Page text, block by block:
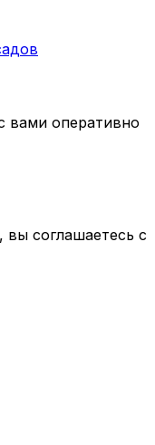
вами оперативно
соглашаетесь с